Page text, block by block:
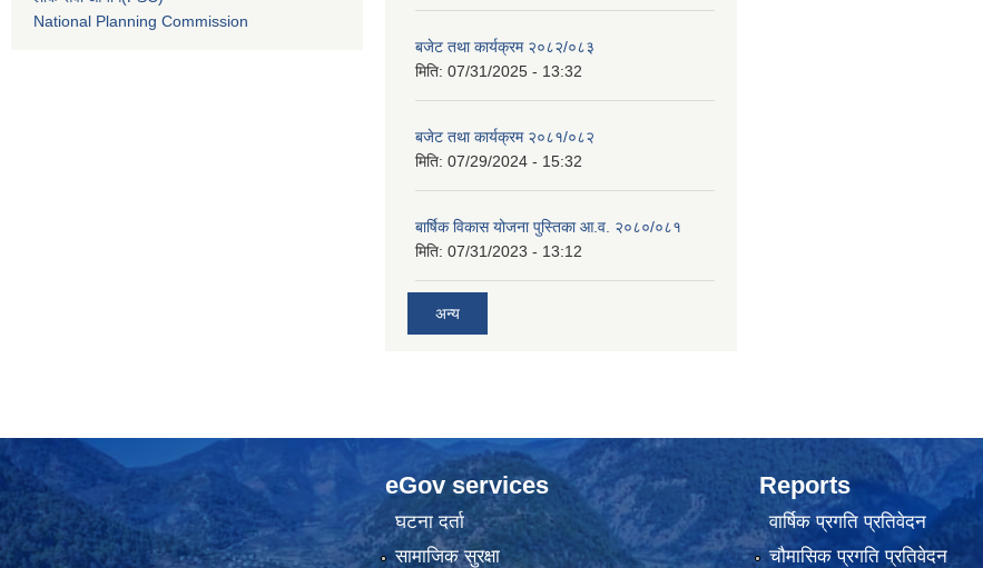
National Planning Commission
बजेट तथा कार्यक्रम २०८२/०८३
मिति: 07/31/2025 - 13:32
बजेट तथा कार्यक्रम २०८१/०८२
मिति: 07/29/2024 - 15:32
बार्षिक विकास योजना पुस्तिका आ.व. २०८०/०८१
मिति: 07/31/2023 - 13:12
अन्य
eGov services
घटना दर्ता
सामाजिक सुरक्षा
Reports
वार्षिक प्रगति प्रतिवेदन
चौमासिक प्रगति प्रतिवेदन